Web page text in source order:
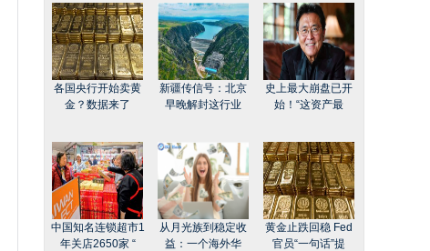
各国央行开始卖黄
金？数据来了
新疆传信号：北京
早晚解封这行业
史上最大崩盘已开
始！“这资产最
中国知名连锁超市1
年关店2650家 “
从月光族到稳定收
益：一个海外华
黄金止跌回稳 Fed
官员“一句话”提